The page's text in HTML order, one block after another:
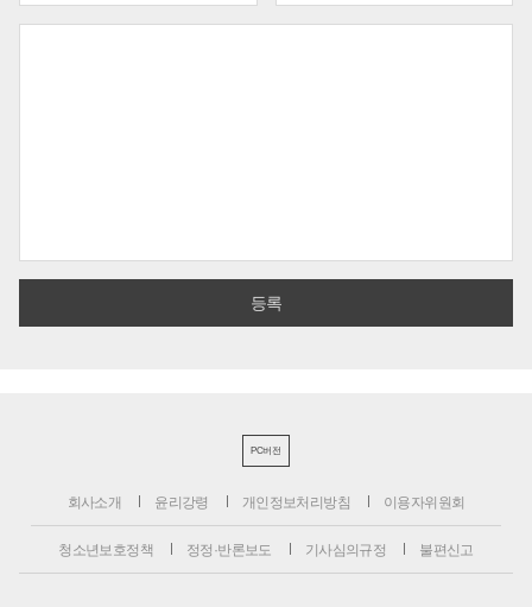
PC버전
회사소개 윤리강령 개인정보처리방침 이용자위원회
청소년보호정책 정정·반론보도 기사심의규정 불편신고